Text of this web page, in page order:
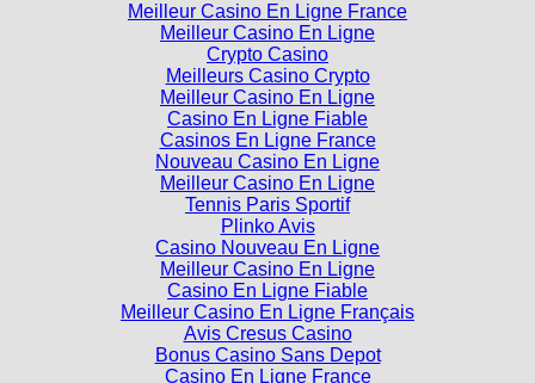
Meilleur Casino En Ligne France
Meilleur Casino En Ligne
Crypto Casino
Meilleurs Casino Crypto
Meilleur Casino En Ligne
Casino En Ligne Fiable
Casinos En Ligne France
Nouveau Casino En Ligne
Meilleur Casino En Ligne
Tennis Paris Sportif
Plinko Avis
Casino Nouveau En Ligne
Meilleur Casino En Ligne
Casino En Ligne Fiable
Meilleur Casino En Ligne Français
Avis Cresus Casino
Bonus Casino Sans Depot
Casino En Ligne France